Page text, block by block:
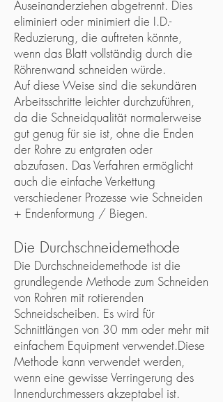
Auseinanderziehen abgetrennt. Dies
eliminiert oder minimiert die I.D.-
Reduzierung, die auftreten könnte,
wenn das Blatt vollständig durch die
Röhrenwand schneiden würde.
Auf diese Weise sind die sekundären
Arbeitsschritte leichter durchzuführen,
da die Schneidqualität normalerweise
gut genug für sie ist, ohne die Enden
der Rohre zu entgraten oder
abzufasen. Das Verfahren ermöglicht
auch die einfache Verkettung
verschiedener Prozesse wie Schneiden
+ Endenformung / Biegen.
Die Durchschneidemethode
Die Durchschneidemethode ist die
grundlegende Methode zum Schneiden
von Rohren mit rotierenden
Schneidscheiben. Es wird für
Schnittlängen von 30 mm oder mehr mit
einfachem Equipment verwendet.Diese
Methode kann verwendet werden,
wenn eine gewisse Verringerung des
Innendurchmessers akzeptabel ist.